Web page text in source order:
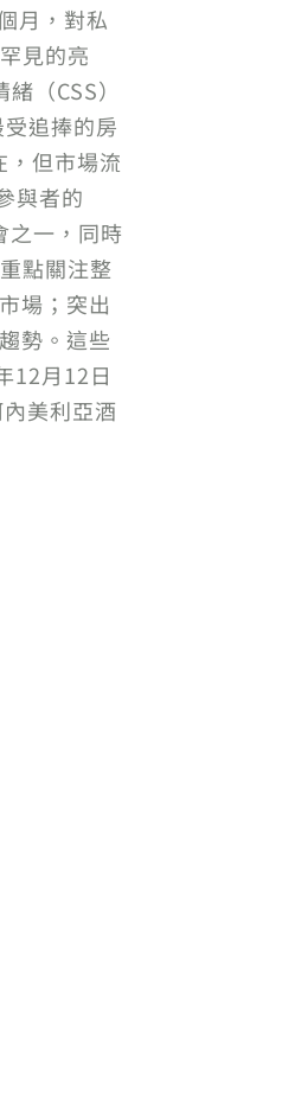
月，對私
見的亮
（CSS）
追捧的房
但市場流
與者的
之一，同時
點關注整
場；突出
勢。這些
12月12日
美利亞酒